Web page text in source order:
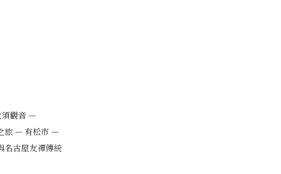
觀音 —
年輕女士的傳統之旅 — 有松市 —
名古屋友禪傳統